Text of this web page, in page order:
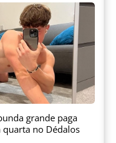
grande paga
quarta no Dédalos